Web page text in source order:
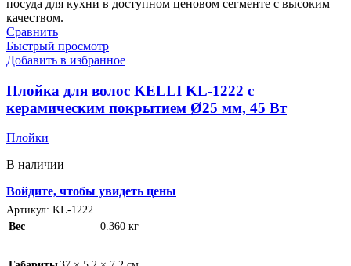
Сравнить
Быстрый просмотр
Добавить в избранное
Плойка для волос KELLI KL-1222 с
керамическим покрытием Ø25 мм, 45 Вт
Плойки
В наличии
Войдите, чтобы увидеть цены
Артикул: KL-1222
Вес
0.360 кг